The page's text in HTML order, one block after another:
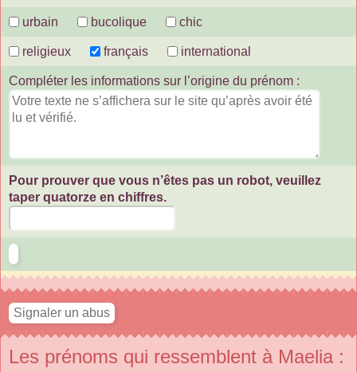
urbain bucolique chic
religieux français international
Compléter les informations sur l’origine du prénom :
Pour prouver que vous n’êtes pas un robot, veuillez
taper quatorze en chiffres.
Les prénoms qui ressemblent à Maelia :